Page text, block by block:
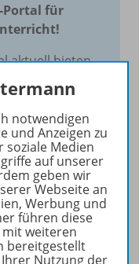
für
aktuell bieten
Service, um
aktuell und
Jede
vier
mit
Archiv.
erfahren
notwendigen
und Anzeigen zu
Medien
auf unserer
geben wir
Webseite an
Werbung und
führen diese
weiteren
bereitgestellt
Nutzung der